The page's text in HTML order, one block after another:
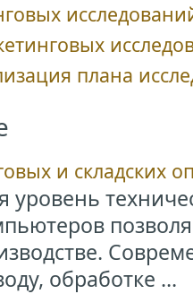
плана
и складских
уровень
обработке ...